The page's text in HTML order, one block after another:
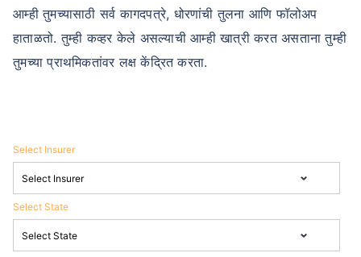
आम्ही तुमच्यासाठी सर्व कागदपत्रे, धोरणांची तुलना आणि फॉलोअप
हाताळतो. तुम्ही कव्हर केले असल्याची आम्ही खात्री करत असताना तुम्ही
तुमच्या प्राथमिकतांवर लक्ष केंद्रित करता.
Select Insurer
Select State